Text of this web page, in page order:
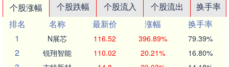
个股涨幅 个股跌幅 个股流入 个股流出
换手率
排名
名称 最新价 涨幅
换手率
1
N展芯 116.52 396.89% 79.39%
2 锐翔智能 110.02 20.21% 16.80%